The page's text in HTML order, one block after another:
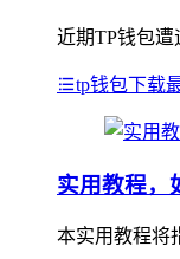
近期TP钱包
tp钱包下载
实用教程，
本实用教程将